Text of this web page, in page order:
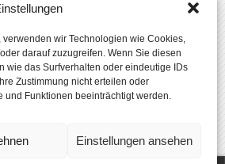
wir Technologien wie Cookies,
darauf zuzugreifen. Wenn Sie diesen
wie das Surfverhalten oder eindeutige IDs
Zustimmung nicht erteilen oder
und Funktionen beeinträchtigt werden.
Einstellungen ansehen